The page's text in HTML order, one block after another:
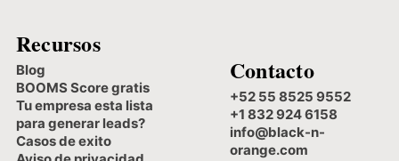
Recursos
Blog
BOOMS Score gratis
Tu empresa esta lista
para generar leads?
Casos de exito
Contacto
+52 55 8525 9552
+1 832 924 6158
info@black-n-
orange.com